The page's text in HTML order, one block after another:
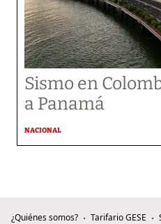
Sismo en
a Panamá
NACIONAL
¿Quiénes somos? Tarifario GESE